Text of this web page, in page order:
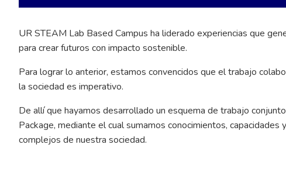
UR STEAM Lab Based Campus ha liderado experiencias que
para crear futuros con impacto sostenible.
Para lograr lo anterior, estamos convencidos que el trabajo
la sociedad es imperativo.
De allí que hayamos desarrollado un esquema de trabajo
Package, mediante el cual sumamos conocimientos,
complejos de nuestra sociedad.